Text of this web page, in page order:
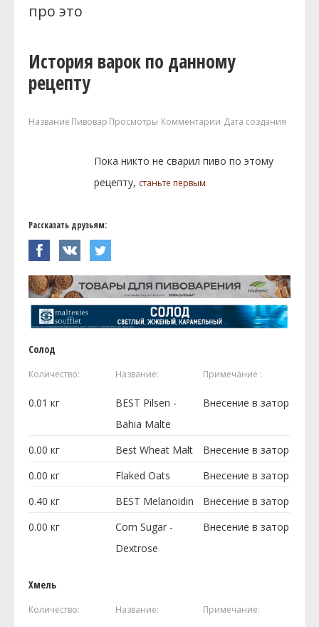
про это
История варок по данному
рецепту
Название Пивовар Просмотры Комментарии Дата создания
Пока никто не сварил пиво по этому
рецепту, станьте первым
Рассказать друзьям:
Солод
Количество: Название: Примечание :
0.01 кг
BEST Pilsen -
Bahia Malte
Внесение в затор
0.00 кг Best Wheat Malt
Внесение в затор
0.00 кг Flaked Oats
Внесение в затор
0.40 кг BEST Melanoidin
Внесение в затор
0.00 кг
Corn Sugar -
Dextrose
Внесение в затор
Хмель
Количество: Название: Примечание: